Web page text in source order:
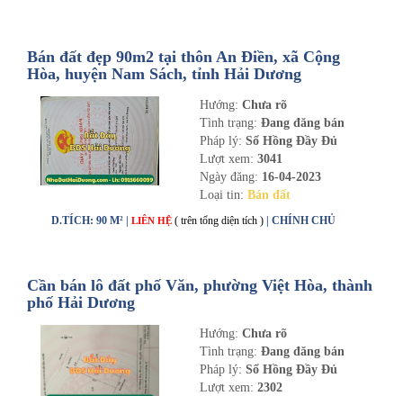
Bán đất đẹp 90m2 tại thôn An Điền, xã Cộng
Hòa, huyện Nam Sách, tỉnh Hải Dương
Hướng: Chưa rõ
Tình trạng: Đang đăng bán
Pháp lý: Sổ Hồng Đầy Đủ
Lượt xem: 3041
Ngày đăng: 16-04-2023
Loại tin: Bán đất
D.TÍCH: 90 M² | LIÊN HỆ ( trên tổng diện tích ) | CHÍNH CHỦ
Cần bán lô đất phố Văn, phường Việt Hòa, thành
phố Hải Dương
Hướng: Chưa rõ
Tình trạng: Đang đăng bán
Pháp lý: Sổ Hồng Đầy Đủ
Lượt xem: 2302